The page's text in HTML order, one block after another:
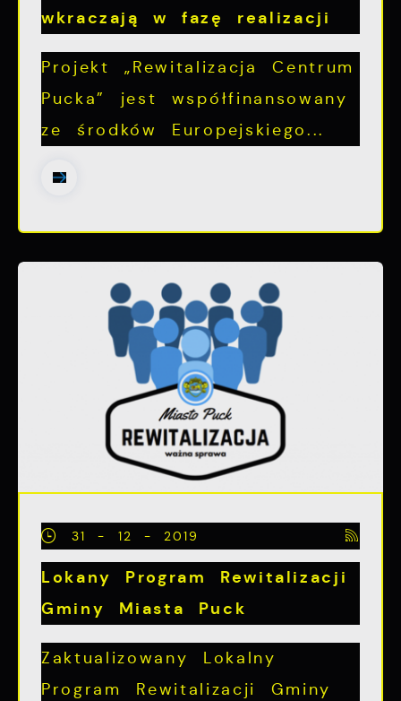
wkraczają w fazę realizacji
Projekt „Rewitalizacja Centrum
Pucka” jest współfinansowany
ze środków Europejskiego...
31 - 12 - 2019
Lokany Program Rewitalizacji
Gminy Miasta Puck
Zaktualizowany Lokalny
Program Rewitalizacji Gminy